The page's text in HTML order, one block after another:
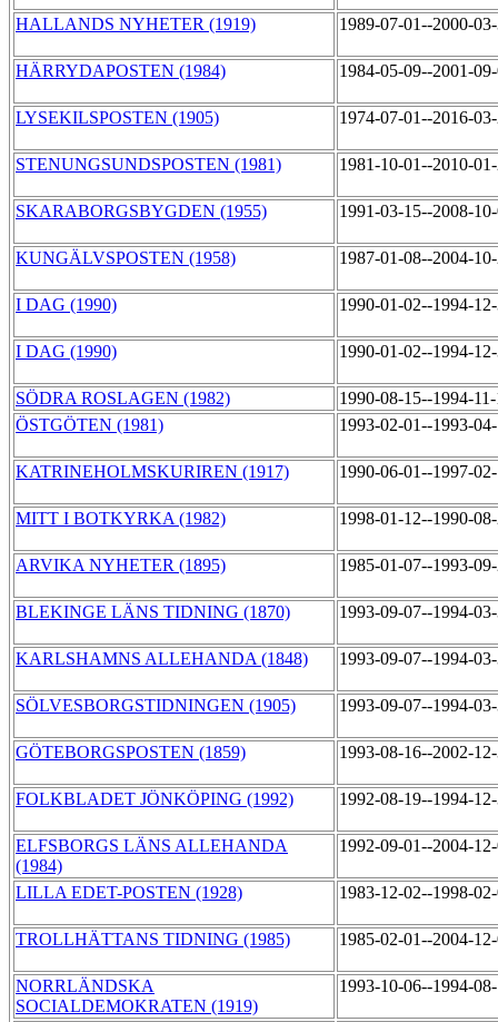
HALLANDS NYHETER (1919) 1989-07-01--2000-
HÄRRYDAPOSTEN (1984) 1984-05-09--2001-
LYSEKILSPOSTEN (1905) 1974-07-01--2016-
STENUNGSUNDSPOSTEN (1981) 1981-10-01--2010-
SKARABORGSBYGDEN (1955) 1991-03-15--2008-
KUNGÄLVSPOSTEN (1958) 1987-01-08--2004-
I DAG (1990) 1990-01-02--1994-
I DAG (1990) 1990-01-02--1994-
SÖDRA ROSLAGEN (1982)
1990-08-15--1994-
ÖSTGÖTEN (1981)
1993-02-01--1993-
KATRINEHOLMSKURIREN (1917) 1990-06-01--1997-
MITT I BOTKYRKA (1982) 1998-01-12--1990-
ARVIKA NYHETER (1895) 1985-01-07--1993-
BLEKINGE LÄNS TIDNING (1870) 1993-09-07--1994-
KARLSHAMNS ALLEHANDA (1848) 1993-09-07--1994-
SÖLVESBORGSTIDNINGEN (1905) 1993-09-07--1994-
GÖTEBORGSPOSTEN (1859) 1993-08-16--2002-
FOLKBLADET JÖNKÖPING (1992) 1992-08-19--1994-
ELFSBORGS LÄNS ALLEHANDA
(1984)
1992-09-01--2004-
LILLA EDET-POSTEN (1928) 1983-12-02--1998-
TROLLHÄTTANS TIDNING (1985) 1985-02-01--2004-
NORRLÄNDSKA
SOCIALDEMOKRATEN (1919)
1993-10-06--1994-